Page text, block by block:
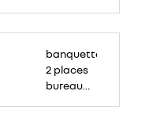
banquette
2 places
bureau